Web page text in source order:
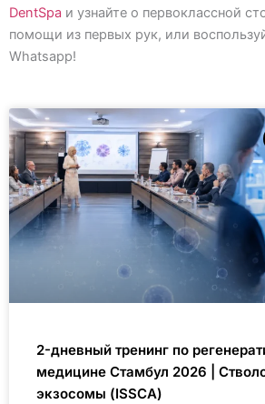
DentSpa и узнайте о первоклассной
помощи из первых рук, или
Whatsapp!
2-дневный тренинг по
медицине Стамбул 2026 |
экзосомы (ISSCA)